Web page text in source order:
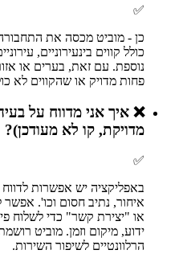
✅
כן - מוביט מכסה את
כולל קווים בינעירוניים,
נוספת. עם זאת, בערים או
פחות מדויק או שהקווים לא
❌ איך אני מדווח על
מדויקת, קו לא מעודכן)?
✅
באפליקציה יש אפשרות
איחור, נתיב חסום וכו'.
או "יצירת קשר" כדי לשלוח
ידוע, מיקום וזמן. מוביט
הרלוונטיים לשיפור השירות.